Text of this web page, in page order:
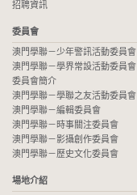
招聘資訊
委員會
澳門學聯－少年警訊活動委員會
澳門學聯－學界常設活動委員會
委員會簡介
澳門學聯－學聯之友活動委員會
澳門學聯－編輯委員會
澳門學聯－時事關注委員會
澳門學聯－影攝創作委員會
澳門學聯－歷史文化委員會
場地介紹